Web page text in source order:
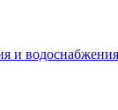
и водоснабжения